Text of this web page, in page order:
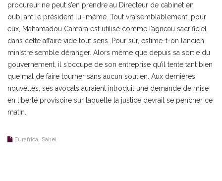
procureur ne peut s’en prendre au Directeur de cabinet en
oubliant le président lui-même. Tout vraisemblablement, pour
eux, Mahamadou Camara est utilisé comme l’agneau sacrificiel
dans cette affaire vide tout sens. Pour sûr, estime-t-on l’ancien
ministre semble déranger. Alors même que depuis sa sortie du
gouvernement, il s’occupe de son entreprise qu’il tente tant bien
que mal de faire tourner sans aucun soutien. Aux dernières
nouvelles, ses avocats auraient introduit une demande de mise
en liberté provisoire sur laquelle la justice devrait se pencher ce
matin.
Eurafrica Sahel